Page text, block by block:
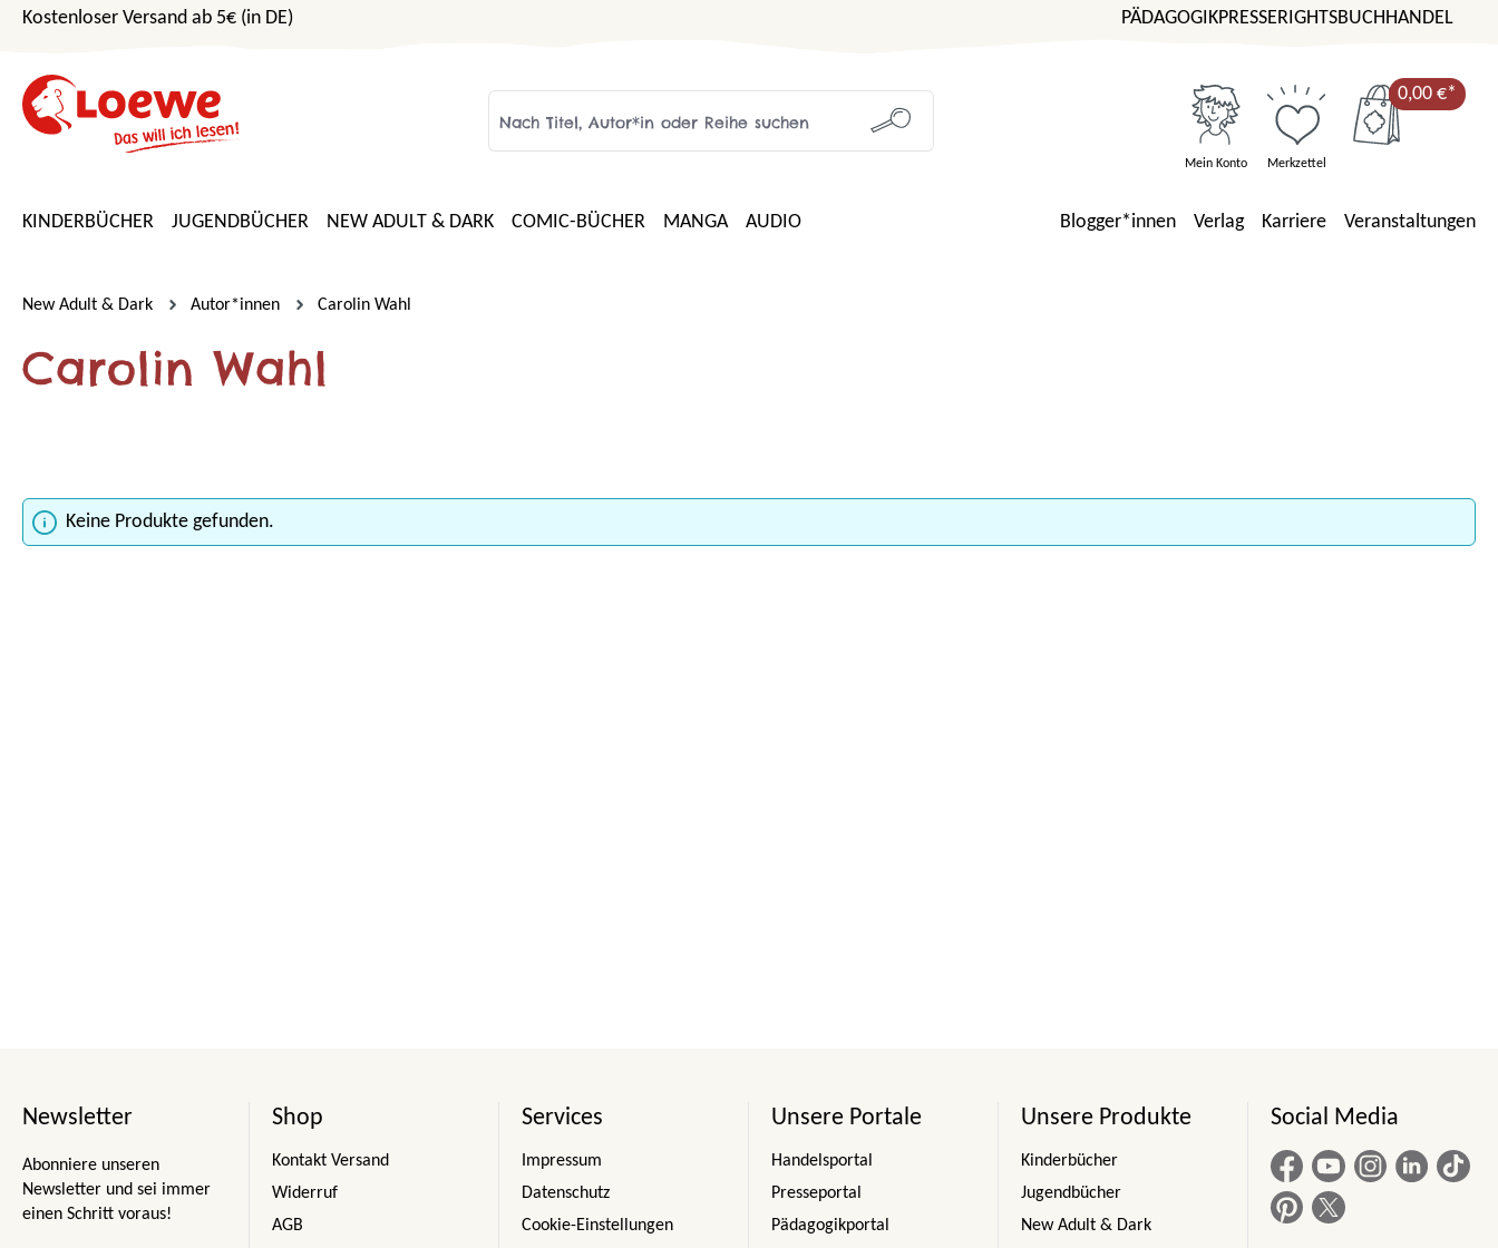
Hauptinhalt springen
Zur Suche springen
Zur Hauptnavigation springen
Kostenloser Versand ab 5€ (in DE) PÄDAGOGIKPRESSERIGHTSBUCHHANDEL
Mein Konto Merkzettel
0,00 €*
KINDERBÜCHER JUGENDBÜCHER NEW ADULT & DARK COMIC-BÜCHER MANGA AUDIO Blogger*innen Verlag Karriere Veranstaltungen
New Adult & Dark Autor*innen Carolin Wahl
Carolin Wahl
Keine Produkte gefunden.
Newsletter
Abonniere unseren
Newsletter und sei immer
einen Schritt voraus!
Shop
Kontakt Versand
Widerruf
AGB
Services
Impressum
Datenschutz
Cookie-Einstellungen
Unsere Portale
Handelsportal
Presseportal
Pädagogikportal
Unsere Produkte
Kinderbücher
Jugendbücher
New Adult & Dark
Social Media